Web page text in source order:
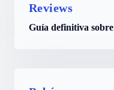
Reviews
Guía definitiva sobre